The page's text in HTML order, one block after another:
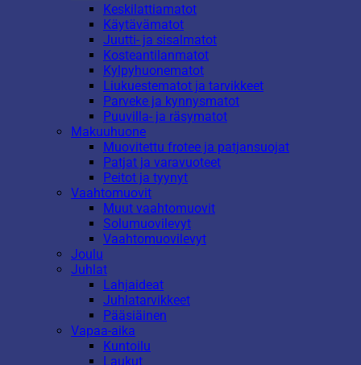
Keskilattiamatot
Käytävämatot
Juutti- ja sisalmatot
Kosteantilanmatot
Kylpyhuonematot
Liukuestematot ja tarvikkeet
Parveke ja kynnysmatot
Puuvilla- ja räsymatot
Makuuhuone
Muovitettu frotee ja patjansuojat
Patjat ja varavuoteet
Peitot ja tyynyt
Vaahtomuovit
Muut vaahtomuovit
Solumuovilevyt
Vaahtomuovilevyt
Joulu
Juhlat
Lahjaideat
Juhlatarvikkeet
Pääsiäinen
Vapaa-aika
Kuntoilu
Laukut